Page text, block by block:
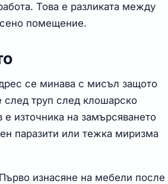
Това е разликата между
помещение.
се минава с мисъл защото
труп след клошарско
източника на замърсяването
паразити или тежка миризма
изнасяне на мебели после